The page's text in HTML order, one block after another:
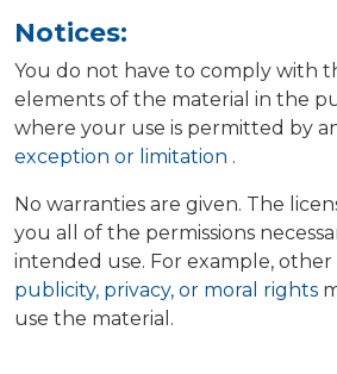
Notices:
You do not have to comply with
elements of the material in the
where your use is permitted by
exception or limitation .
No warranties are given. The
you all of the permissions
intended use. For example, other
publicity, privacy, or moral rights
use the material.